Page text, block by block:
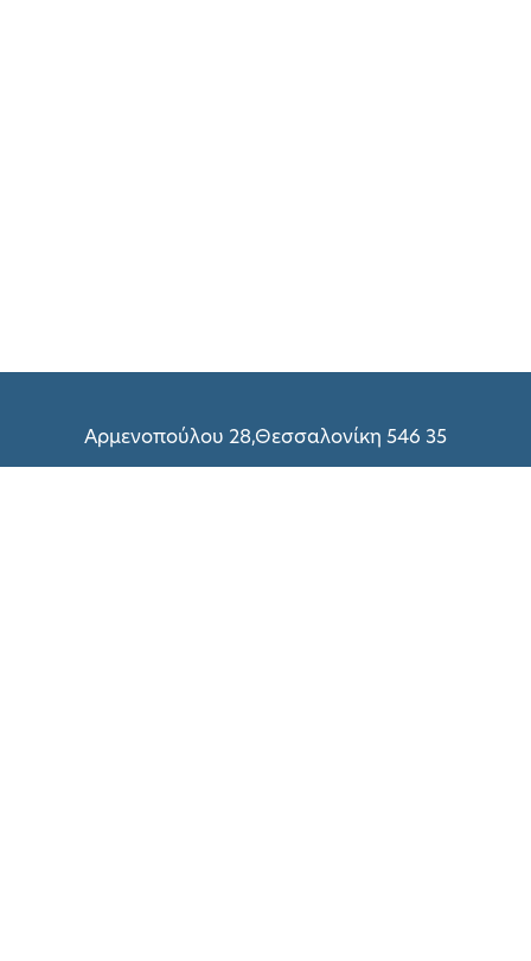
Αρμενοπούλου 28,Θεσσαλονίκη 546 35